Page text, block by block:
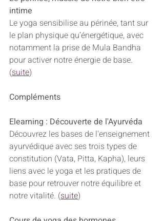
intime
Le yoga sensibilise au périnée, tant sur
le plan physique qu’énergétique, avec
notamment la prise de Mula Bandha
pour activer notre énergie de base.
(suite)
Compléments
Elearning : Découverte de l'Ayurvéda
Découvrez les bases de l'enseignement
ayurvédique avec ses trois types de
constitution (Vata, Pitta, Kapha), leurs
liens avec le yoga et les pratiques de
base pour retrouver notre équilibre et
notre vitalité. (suite)